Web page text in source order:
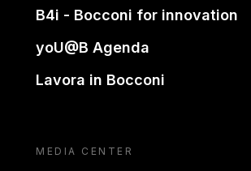
B4i - Bocconi for innovation
yoU@B Agenda
Lavora in Bocconi
MEDIA CENTER